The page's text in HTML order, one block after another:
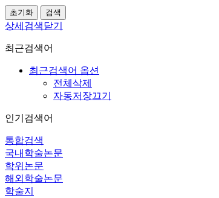
상세검색닫기
최근검색어
최근검색어 옵션
전체삭제
자동저장끄기
인기검색어
통합검색
국내학술논문
학위논문
해외학술논문
학술지